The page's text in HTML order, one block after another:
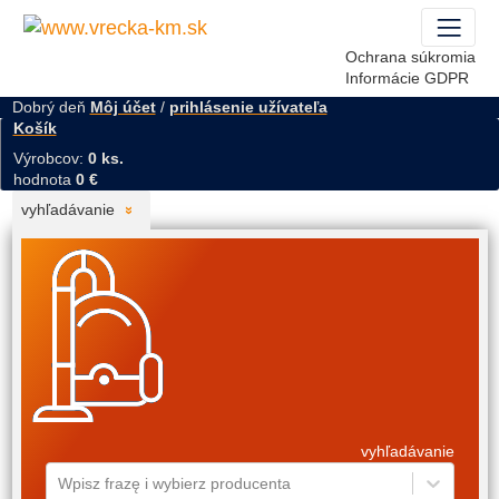
Ochrana súkromia
Informácie GDPR
Dobrý deň Môj účet/ prihlásenie užívateľa
Košík
Výrobcov: 0 ks.
hodnota 0 €
vyhľadávanie
vyhľadávanie
Wpisz frazę i wybierz producenta